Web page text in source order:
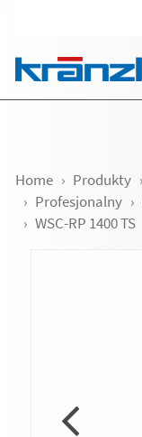
Home Produkty
Profesjonalny
WSC-RP 1400 TS